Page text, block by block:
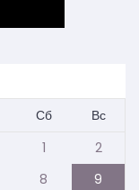
Сб
Вс
1
2
8
9